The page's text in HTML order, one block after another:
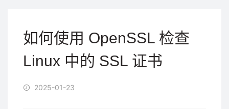
如何使用 OpenSSL 检查
Linux 中的 SSL 证书
2025-01-23